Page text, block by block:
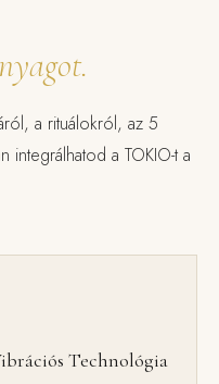
a rituálokról, az 5
a TOKIO-t a
Technológia